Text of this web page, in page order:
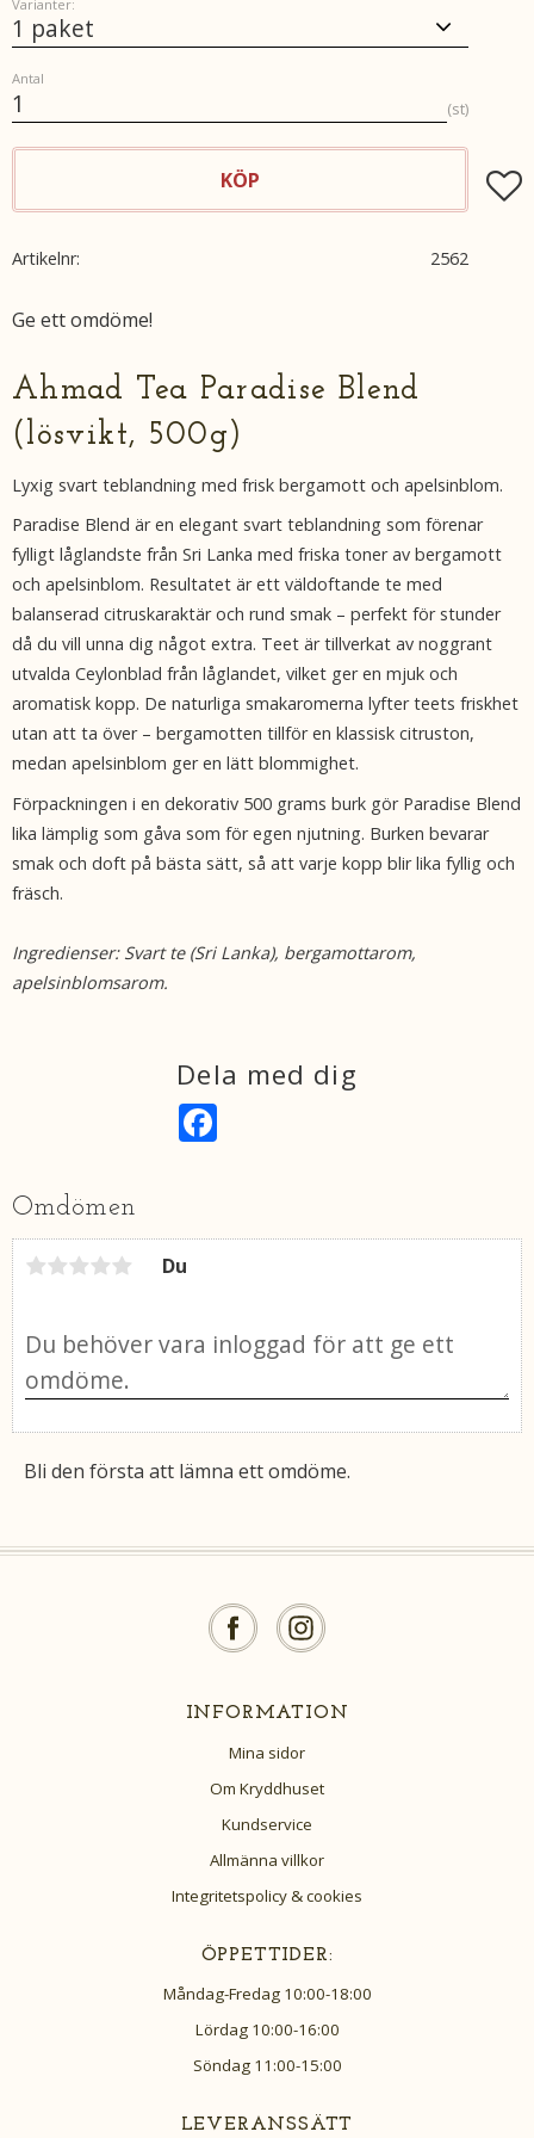
Varianter:
Antal
st
KÖP
Artikelnr 2562
Ge ett omdöme!
Ahmad Tea Paradise Blend
(lösvikt, 500g)
Lyxig svart teblandning med frisk bergamott och apelsinblom.
Paradise Blend är en elegant svart teblandning som förenar
fylligt låglandste från Sri Lanka med friska toner av bergamott
och apelsinblom. Resultatet är ett väldoftande te med
balanserad citruskaraktär och rund smak – perfekt för stunder
då du vill unna dig något extra. Teet är tillverkat av noggrant
utvalda Ceylonblad från låglandet, vilket ger en mjuk och
aromatisk kopp. De naturliga smakaromerna lyfter teets friskhet
utan att ta över – bergamotten tillför en klassisk citruston,
medan apelsinblom ger en lätt blommighet.
Förpackningen i en dekorativ 500 grams burk gör Paradise Blend
lika lämplig som gåva som för egen njutning. Burken bevarar
smak och doft på bästa sätt, så att varje kopp blir lika fyllig och
fräsch.
Ingredienser: Svart te (Sri Lanka), bergamottarom,
apelsinblomsarom.
Dela med dig
k
Omdömen
Du
Bli den första att lämna ett omdöme.
INFORMATION
Mina sidor
Om Kryddhuset
Kundservice
Allmänna villkor
Integritetspolicy & cookies
ÖPPETTIDER:
Måndag-Fredag 10:00-18:00
Lördag 10:00-16:00
Söndag 11:00-15:00
LEVERANSSÄTT